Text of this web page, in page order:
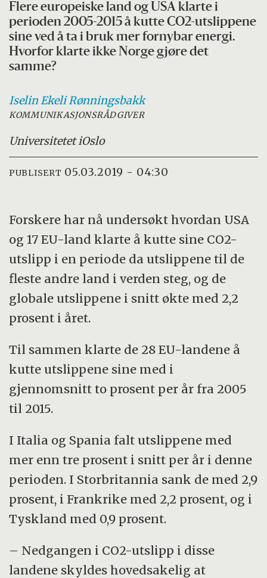
Flere europeiske land og USA klarte i
perioden 2005-2015 å kutte CO2-utslippene
sine ved å ta i bruk mer fornybar energi.
Hvorfor klarte ikke Norge gjøre det
samme?
Iselin EkeliRønningsbakk
KOMMUNIKASJONSRÅDGIVER
Universitetet iOslo
PUBLISERT 05.03.2019 - 04:30
Forskere har nå undersøkt hvordan USA
og 17 EU-land klarte å kutte sine CO2-
utslipp i en periode da utslippene til de
fleste andre land i verden steg, og de
globale utslippene i snitt økte med 2,2
prosent i året.
Til sammen klarte de 28 EU-landene å
kutte utslippene sine med i
gjennomsnitt to prosent per år fra 2005
til 2015.
I Italia og Spania falt utslippene med
mer enn tre prosent i snitt per år i denne
perioden. I Storbritannia sank de med 2,9
prosent, i Frankrike med 2,2 prosent, og i
Tyskland med 0,9 prosent.
– Nedgangen i CO2-utslipp i disse
landene skyldes hovedsakelig at